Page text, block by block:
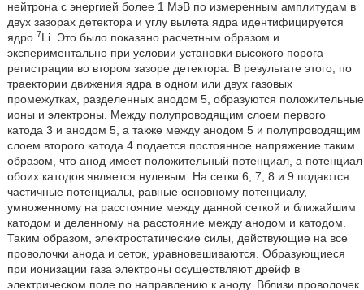
нейтрона с энергией более 1 МэВ по измеренным амплитудам в
двух зазорах детектора и углу вылета ядра идентифицируется
ядро 7Li. Это было показано расчетным образом и
экспериментально при условии установки высокого порога
регистрации во втором зазоре детектора. В результате этого, по
траектории движения ядра в одном или двух газовых
промежутках, разделенных анодом 5, образуются положительные
ионы и электроны. Между полупроводящим слоем первого
катода 3 и анодом 5, а также между анодом 5 и полупроводящим
слоем второго катода 4 подается постоянное напряжение таким
образом, что анод имеет положительный потенциал, а потенциал
обоих катодов является нулевым. На сетки 6, 7, 8 и 9 подаются
частичные потенциалы, равные основному потенциалу,
умноженному на расстояние между данной сеткой и ближайшим
катодом и деленному на расстояние между анодом и катодом.
Таким образом, электростатические силы, действующие на все
проволочки анода и сеток, уравновешиваются. Образующиеся
при ионизации газа электроны осуществляют дрейф в
электрическом поле по направлению к аноду. Вблизи проволочек